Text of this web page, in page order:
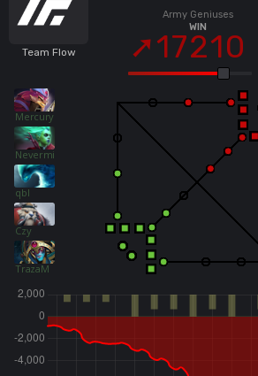
Team Flow
Mercury
Nevermine
qbl
Czy
TrazaM
Army Geniuses
WIN
17210